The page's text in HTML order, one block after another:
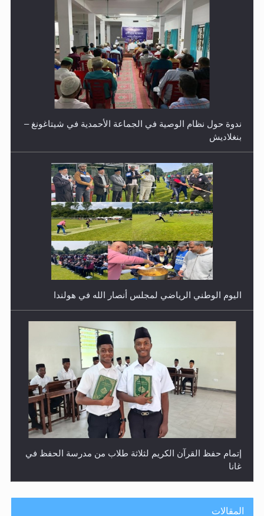
ندوة حول نظام الوصية في الجماعة الأحمدية في شيتاغونغ –
بنغلاديش
اليوم الوطني الرياضي لمجلس أنصار الله في هولندا
إتمام حفظ القرآن الكريم لثلاثة طلاب من مدرسة الحفظ في
غانا
المقالات